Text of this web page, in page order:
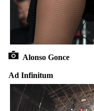
Alonso Gonce
Ad Infinitum